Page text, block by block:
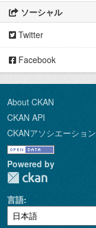
ソーシャル
Twitter
Facebook
About CKAN
CKAN API
CKANアソシエーション
Powered by
言語